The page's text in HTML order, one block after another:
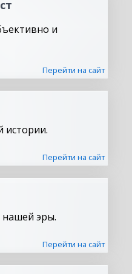
и
Перейти на сайт
истории.
Перейти на сайт
нашей эры.
Перейти на сайт